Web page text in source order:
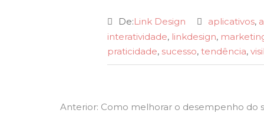
De:Link Design aplicativos,
interatividade, linkdesign,
praticidade, sucesso, tendência,
Anterior: Previous
Como melhorar o desempenho do